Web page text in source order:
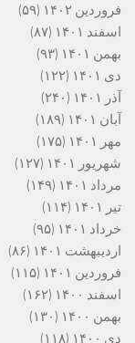
فروردین ۱۴۰۲
(۵۹)
اسفند ۱۴۰۱
(۸۷)
بهمن ۱۴۰۱
(۹۳)
دی ۱۴۰۱
(۱۲۲)
آذر ۱۴۰۱
(۲۴۰)
آبان ۱۴۰۱
(۱۸۹)
مهر ۱۴۰۱
(۱۷۵)
شهریور ۱۴۰۱
(۱۲۷)
مرداد ۱۴۰۱
(۱۴۹)
تیر ۱۴۰۱
(۱۱۴)
خرداد ۱۴۰۱
(۹۵)
اردیبهشت ۱۴۰۱
(۸۶)
فروردین ۱۴۰۱
(۱۱۵)
اسفند ۱۴۰۰
(۱۶۲)
بهمن ۱۴۰۰
(۱۳۰)
دی ۱۴۰۰
(۱۱۸)